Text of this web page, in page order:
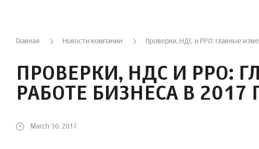
Главная Новости компании Проверки, НДС и РРО: главные
ПРОВЕРКИ, НДС И РРО:
РАБОТЕ БИЗНЕСА В 2017
March 30, 2017